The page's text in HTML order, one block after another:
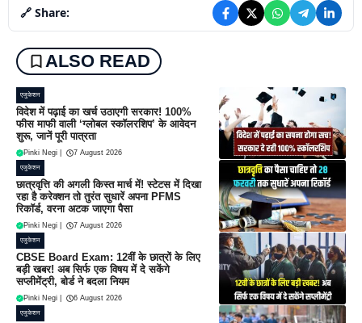
🔗 Share:
ALSO READ
एजुकेशन
विदेश में पढ़ाई का खर्च उठाएगी सरकार! 100%
फीस माफी वाली ‘ग्लोबल स्कॉलरशिप’ के आवेदन
शुरू, जानें पूरी पात्रता
Pinki Negi 7 August 2026
एजुकेशन
छात्रवृत्ति की अगली किस्त मार्च में! स्टेटस में दिखा
रहा है करेक्शन तो तुरंत सुधारें अपना PFMS
रिकॉर्ड, वरना अटक जाएगा पैसा
Pinki Negi 7 August 2026
एजुकेशन
CBSE Board Exam: 12वीं के छात्रों के लिए
बड़ी खबर! अब सिर्फ एक विषय में दे सकेंगे
सप्लीमेंट्री, बोर्ड ने बदला नियम
Pinki Negi 6 August 2026
एजुकेशन